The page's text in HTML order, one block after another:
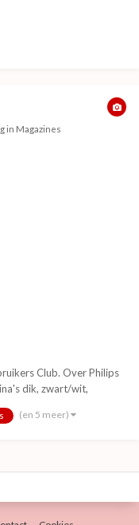
in Magazines
Club. Over Philips
dik, zwart/wit,
(en 5 meer)